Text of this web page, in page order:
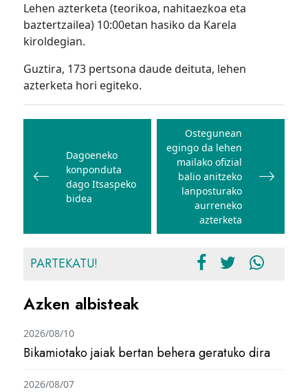
Lehen azterketa (teorikoa, nahitaezkoa eta
baztertzailea) 10:00etan hasiko da Karela
kiroldegian.
Guztira, 173 pertsona daude deituta, lehen
azterketa hori egiteko.
Bidalketetan
nabigatu
Dagoeneko
konponduta
dago Itsaspeko
bidea
Ostegunean
egingo da lehen
mailako ofizial
balio anitzeko
lanposturako
aurreneko
azterketa
PARTEKATU!
Azken albisteak
Bikamiotako jaiak bertan behera geratuko dira
2026/08/10
2026/08/07